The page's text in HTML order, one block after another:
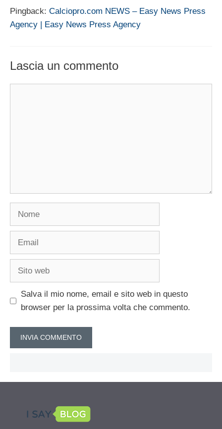
Pingback: Calciopro.com NEWS – Easy News Press
Agency | Easy News Press Agency
Lascia un commento
Nome
Email
Sito
Salva il mio nome, email e sito web in questo
browser per la prossima volta che commento.